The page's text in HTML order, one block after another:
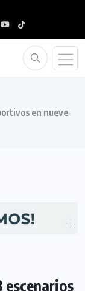
en nueve
escenarios